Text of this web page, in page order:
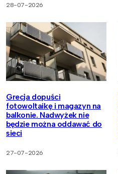
28-07-2026
Grecja dopuści
fotowoltaikę i magazyn na
balkonie. Nadwyżek nie
będzie można oddawać do
sieci
27-07-2026